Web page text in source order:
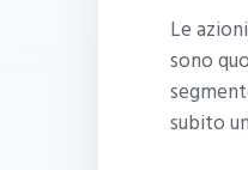
Le azioni
sono
subito